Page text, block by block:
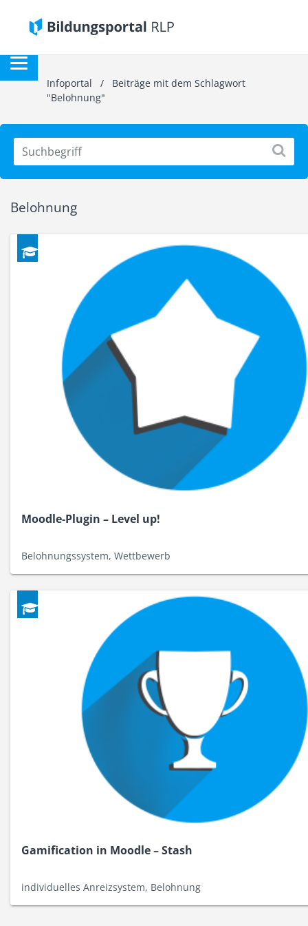
Infoportal / Beiträge mit dem Schlagwort
"Belohnung"
Belohnung
Moodle-Plugin – Level up!
Belohnungssystem, Wettbewerb
Gamification in Moodle – Stash
individuelles Anreizsystem, Belohnung